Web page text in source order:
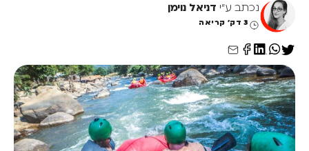
נכתב ע"י דניאל נוימן
3 דק' קריאה